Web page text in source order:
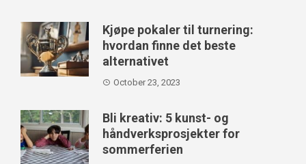
Kjøpe pokaler til turnering:
hvordan finne det beste
alternativet
October 23, 2023
Bli kreativ: 5 kunst- og
håndverksprosjekter for
sommerferien